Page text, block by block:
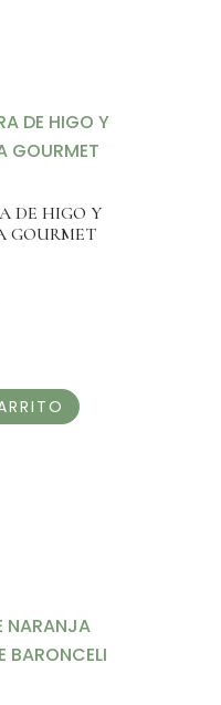
DE HIGO Y
GOURMET